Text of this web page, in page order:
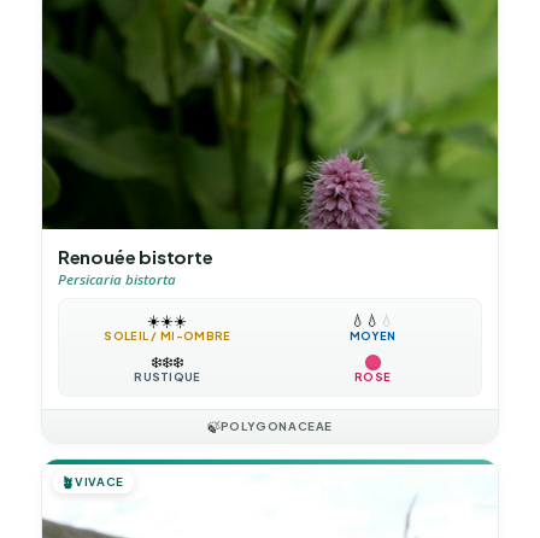
Renouée bistorte
Persicaria bistorta
☀️☀️☀️
SOLEIL / MI-OMBRE
💧 💧 💧
MOYEN
❄️❄️❄️
RUSTIQUE ROSE
🍃POLYGONACEAE
🪴VIVACE